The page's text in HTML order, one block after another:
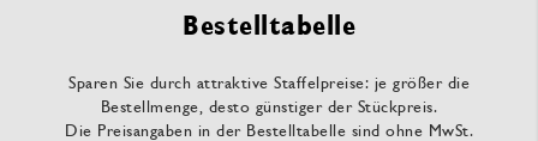
Bestelltabelle
Sparen Sie durch attraktive Staffelpreise: je größer die
Bestellmenge, desto günstiger der Stückpreis.
Die Preisangaben in der Bestelltabelle sind ohne MwSt.